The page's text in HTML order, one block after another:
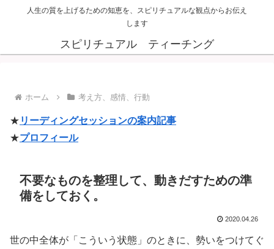
人生の質を上げるための知恵を、スピリチュアルな観点からお伝え
します
スピリチュアル ティーチング
ホーム 考え方、感情、行動
★ リーディングセッションの案内記事
★プロフィール
不要なものを整理して、動きだすための準
備をしておく。
2020.04.26
世の中全体が「こういう状態」のときに、勢いをつけてぐ